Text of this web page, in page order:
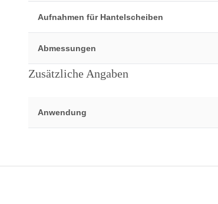
Aufnahmen für Hantelscheiben
Abmessungen
Zusätzliche Angaben
Anwendung